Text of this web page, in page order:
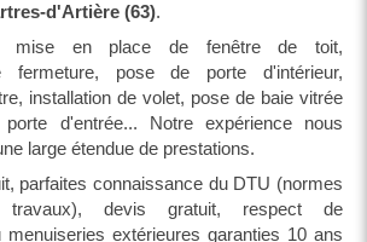
d'Artière (63).
mise en place de fenêtre de toit,
fermeture, pose de porte d'intérieur,
installation de volet, pose de baie vitrée
d'entrée... Notre expérience nous
large étendue de prestations.
parfaites connaissance du DTU (normes
travaux), devis gratuit, respect de
menuiseries extérieures garanties 10 ans